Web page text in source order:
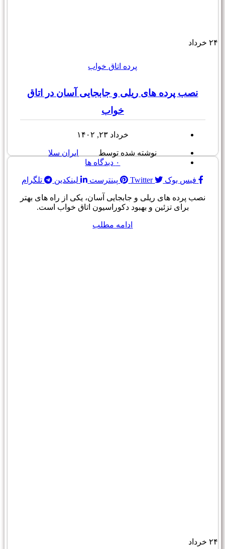
۲۴ خرداد
پرده اتاق خواب
نصب پرده های ریلی و جابجایی آسان در اتاق
خواب
خرداد ۲۳, ۱۴۰۲
نوشته شده توسط
ایران سلا
۰ دیدگاه ها
فیس بوک Twitter پینترست لینکدین تلگرام
نصب پرده های ریلی و جابجایی آسان، یکی از راه های بهتر
برای تزئین و بهبود دکوراسیون اتاق خواب است.
ادامه مطلب
۲۴ خرداد